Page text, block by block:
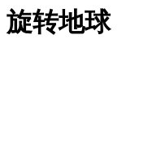
旋转地球